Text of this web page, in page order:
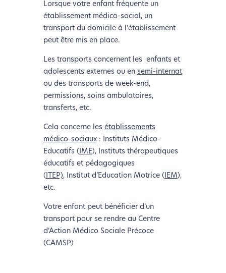
Lorsque votre enfant fréquente un
établissement médico-social, un
transport du domicile à l’établissement
peut être mis en place.
Les transports concernent les enfants et
adolescents externes ou en semi-internat
ou des transports de week-end,
permissions, soins ambulatoires,
transferts, etc.
Cela concerne les établissements
médico-sociaux: Instituts Médico-
Educatifs (IME), Instituts thérapeutiques
éducatifs et pédagogiques
(ITEP), Institut d’Education Motrice (IEM),
etc.
Votre enfant peut bénéficier d’un
transport pour se rendre au Centre
d’Action Médico Sociale Précoce
(CAMSP)